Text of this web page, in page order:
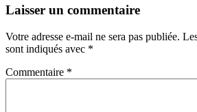
Laisser un commentaire
Votre adresse e-mail ne sera pas publiée.
sont indiqués avec *
Commentaire *